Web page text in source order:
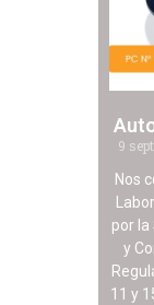
9
Nos
por la
y
11 y